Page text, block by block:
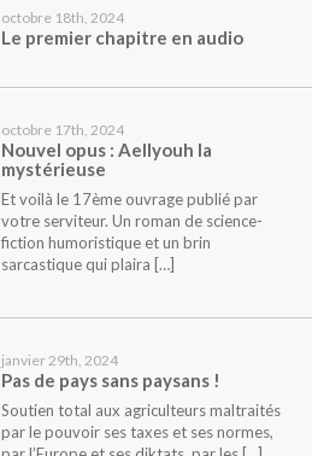
octobre 18th, 2024
Le premier chapitre en audio
octobre 17th, 2024
Nouvel opus : Aellyouh la
mystérieuse
Et voilà le 17ème ouvrage publié par
votre serviteur. Un roman de science-
fiction humoristique et un brin
sarcastique qui plaira […]
janvier 29th, 2024
Pas de pays sans paysans !
Soutien total aux agriculteurs maltraités
par le pouvoir ses taxes et ses normes,